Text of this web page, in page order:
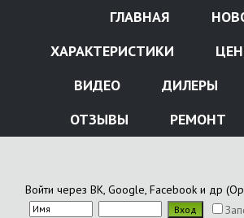
ГЛАВНАЯ
ХАРАКТЕРИСТИКИ
ВИДЕО
ДИЛЕРЫ
ОТЗЫВЫ
РЕМОНТ
Войти через ВК, Google, Facebook и др